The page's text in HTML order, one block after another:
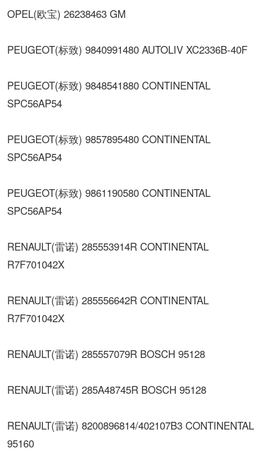
OPEL(欧宝) 26238463 GM
PEUGEOT(标致) 9840991480 AUTOLIV XC2336B-40F
PEUGEOT(标致) 9848541880 CONTINENTAL
SPC56AP54
PEUGEOT(标致) 9857895480 CONTINENTAL
SPC56AP54
PEUGEOT(标致) 9861190580 CONTINENTAL
SPC56AP54
RENAULT(雷诺) 285553914R CONTINENTAL
R7F701042X
RENAULT(雷诺) 285556642R CONTINENTAL
R7F701042X
RENAULT(雷诺) 285557079R BOSCH 95128
RENAULT(雷诺) 285A48745R BOSCH 95128
RENAULT(雷诺) 8200896814/402107B3 CONTINENTAL
95160